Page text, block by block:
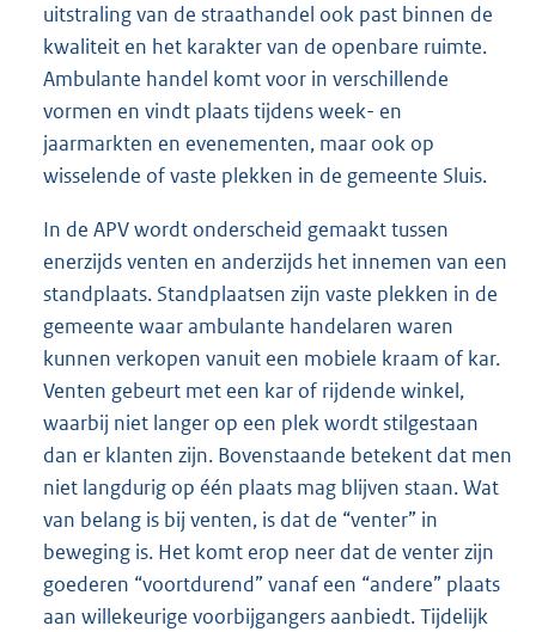
uitstraling van de straathandel ook past binnen de
kwaliteit en het karakter van de openbare ruimte.
Ambulante handel komt voor in verschillende
vormen en vindt plaats tijdens week- en
jaarmarkten en evenementen, maar ook op
wisselende of vaste plekken in de gemeente Sluis.
In de APV wordt onderscheid gemaakt tussen
enerzijds venten en anderzijds het innemen van een
standplaats. Standplaatsen zijn vaste plekken in de
gemeente waar ambulante handelaren waren
kunnen verkopen vanuit een mobiele kraam of kar.
Venten gebeurt met een kar of rijdende winkel,
waarbij niet langer op een plek wordt stilgestaan
dan er klanten zijn. Bovenstaande betekent dat men
niet langdurig op één plaats mag blijven staan. Wat
van belang is bij venten, is dat de “venter” in
beweging is. Het komt erop neer dat de venter zijn
goederen “voortdurend” vanaf een “andere” plaats
aan willekeurige voorbijgangers aanbiedt. Tijdelijk